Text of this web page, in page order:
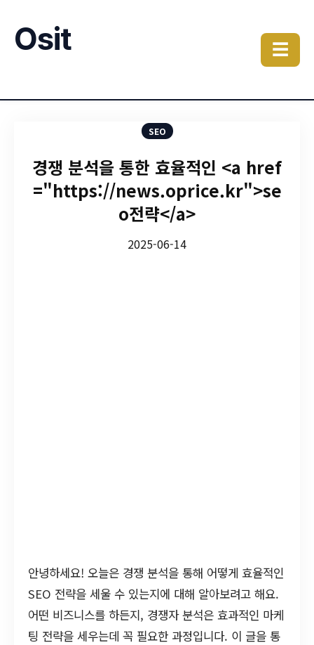
Osit ☰
SEO
경쟁 분석을 통한 효율적인 <a href
="https://news.oprice.kr">se
o전략</a>
2025-06-14
안녕하세요! 오늘은 경쟁 분석을 통해 어떻게 효율적인
SEO 전략을 세울 수 있는지에 대해 알아보려고 해요.
어떤 비즈니스를 하든지, 경쟁자 분석은 효과적인 마케
팅 전략을 세우는데 꼭 필요한 과정입니다. 이 글을 통